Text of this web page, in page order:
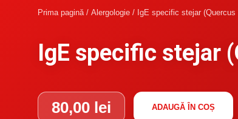
Prima pagină / Alergologie / IgE specific stejar (Quercus
IgE specific stejar
80,00 lei ADAUGĂ ÎN COȘ